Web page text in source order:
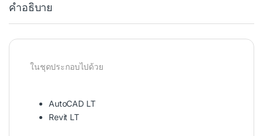
คำอธิบาย
ในชุดประกอบไปด้วย
AutoCAD LT
Revit LT